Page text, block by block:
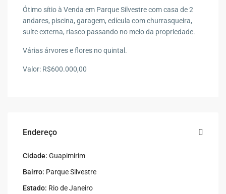
Ótimo sítio à Venda em Parque Silvestre com casa de 2
andares, piscina, garagem, edícula com churrasqueira,
suíte externa, riasco passando no meio da propriedade.
Várias árvores e flores no quintal.
Valor: R$600.000,00
Endereço
Cidade: Guapimirim
Bairro: Parque Silvestre
Estado: Rio de Janeiro